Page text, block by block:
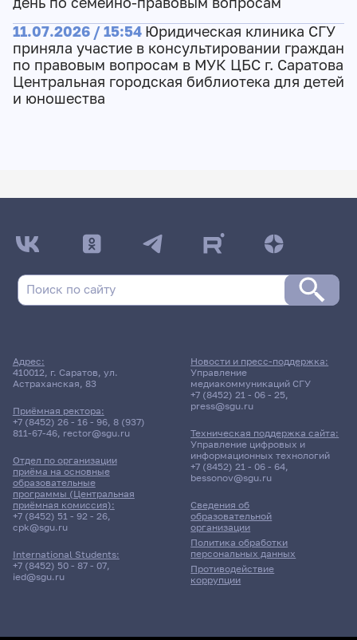
11.07.2026 / 15:54 Юридическая клиника СГУ
приняла участие в консультировании граждан
по правовым вопросам в МУК ЦБС г. Саратова
Центральная городская библиотека для детей
и юношества
Адрес:
410012, г. Саратов, ул.
Астраханская, 83
Приёмная ректора:
+7 (8452) 26 - 16 - 96, 8 (937)
811-67-46, rector@sgu.ru
Отдел по организации
приёма на основные
образовательные
программы (Центральная
приёмная комиссия):
+7 (8452) 51 - 92 - 26,
cpk@sgu.ru
International Students:
+7 (8452) 50 - 87 - 07,
ied@sgu.ru
Сведения об
образовательной
организации
Политика обработки
персональных данных
Противодействие
коррупции
Новости и пресс-поддержка:
Управление
медиакоммуникаций СГУ
+7 (8452) 21 - 06 - 25,
press@sgu.ru
Техническая поддержка сайта:
Управление цифровых и
информационных технологий
+7 (8452) 21 - 06 - 64,
bessonov@sgu.ru